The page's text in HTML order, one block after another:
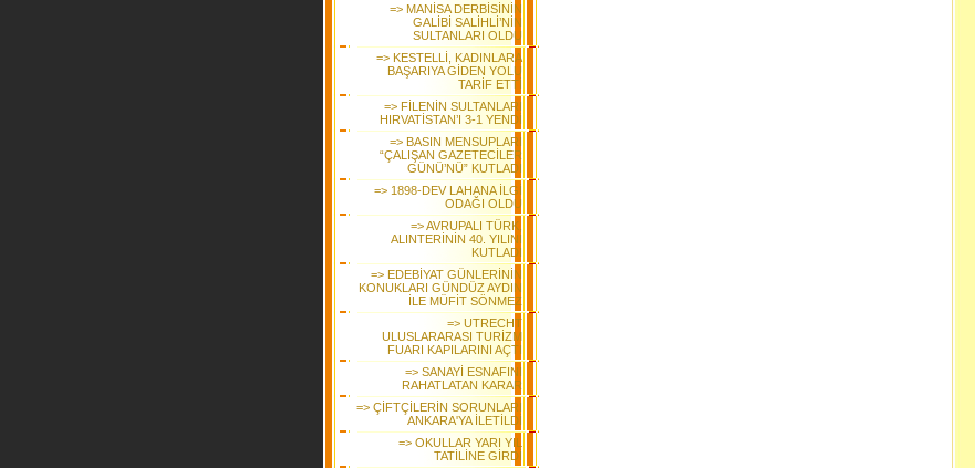
=> MANİSA DERBİSİNİN
GALİBİ SALİHLİ’NİN
SULTANLARI OLDU
=> KESTELLİ, KADINLARA
BAŞARIYA GİDEN YOLU
TARİF ETTİ
=> FİLENİN SULTANLARI
HIRVATİSTAN’I 3-1 YENDİ
=> BASIN MENSUPLARI
“ÇALIŞAN GAZETECİLER
GÜNÜ’NÜ” KUTLADI
=> 1898-DEV LAHANA İLGİ
ODAĞI OLDU
=> AVRUPALI TÜRK,
ALINTERİNİN 40. YILINI
KUTLADI
=> EDEBİYAT GÜNLERİNİN
KONUKLARI GÜNDÜZ AYDIN
İLE MÜFİT SÖNMEZ
=> UTRECHT
ULUSLARARASI TURİZM
FUARI KAPILARINI AÇTI
=> SANAYİ ESNAFINI
RAHATLATAN KARAR
=> ÇİFTÇİLERİN SORUNLARI
ANKARA'YA İLETİLDİ
=> OKULLAR YARI YIL
TATİLİNE GİRDİ